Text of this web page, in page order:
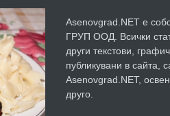
Asenovgrad.NET е
ГРУП ООД. Всички
други текстови,
публикувани в сайта,
Asenovgrad.NET,
друго.